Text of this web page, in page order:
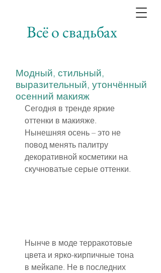
Всё о свадьбах
Модный, стильный,
выразительный, утончённый
осенний макияж
Сегодня в тренде яркие
оттенки в макияже.
Нынешняя осень – это не
повод менять палитру
декоративной косметики на
скучноватые серые оттенки.
Нынче в моде терракотовые
цвета и ярко-кирпичные тона
в мейкапе. Не в последних